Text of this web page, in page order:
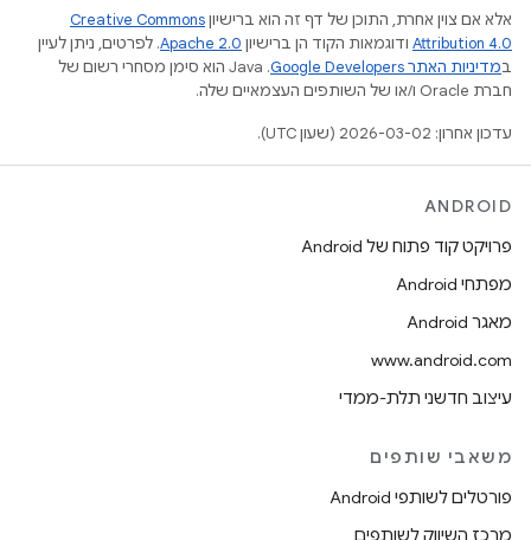
אלא אם צוין אחרת, התוכן של דף זה הוא ברישיוןCreative Commons
Attribution 4.0 ודוגמאות הקוד הן ברישיון Apache 2.0. לפרטים, ניתן לעיין
במדיניות האתר Google Developers‏
.‏ Java הוא סימן מסחרי רשום של
חברת Oracle ו/או של השותפים העצמאיים שלה.
עדכון אחרון: 2026-03-02 (שעון UTC).
ANDROID
פרויקט קוד פתוח של Android
מפתחי Android
מאגר Android
www.android.com
עיצוב חדשני תלת-ממדי
משאבי שותפים
פורטלים לשותפי Android
מרכז השיווק לשותפים